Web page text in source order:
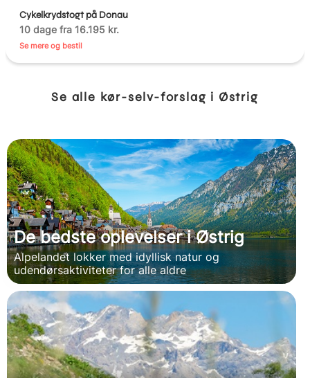
Cykelkrydstogt på Donau
10 dage fra 16.195 kr.
Se mere og bestil
Se alle kør-selv-forslag i Østrig
De bedste oplevelser i Østrig
Alpelandet lokker med idyllisk natur og
udendørsaktiviteter for alle aldre